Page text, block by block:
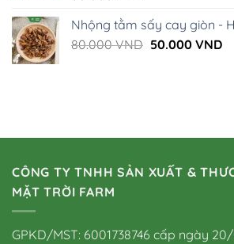
Nhộng tằm sấy cay giòn -
80.000VND Giá
50.000 VNDGiá
CÔNG TY TNHH SẢN XUẤT &
MẶT TRỜI FARM
GPKD/MST: 6001738746 cấp ngày